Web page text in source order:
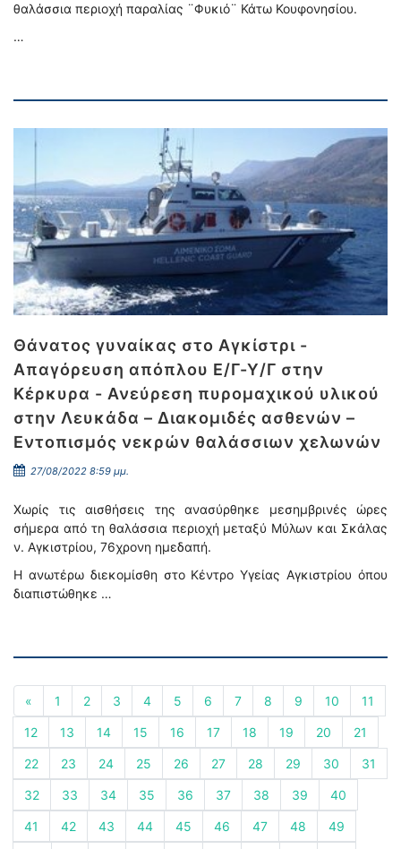
θαλάσσια περιοχή παραλίας ¨Φυκιό¨ Κάτω Κουφονησίου.
…
Θάνατος γυναίκας στο Αγκίστρι -
Απαγόρευση απόπλου Ε/Γ-Υ/Γ στην
Κέρκυρα - Ανεύρεση πυρομαχικού υλικού
στην Λευκάδα – Διακομιδές ασθενών –
Εντοπισμός νεκρών θαλάσσιων χελωνών
27/08/2022 8:59 μμ.
Χωρίς τις αισθήσεις της ανασύρθηκε μεσημβρινές ώρες
σήμερα από τη θαλάσσια περιοχή μεταξύ Μύλων και Σκάλας
ν. Αγκιστρίου, 76χρονη ημεδαπή.
Η ανωτέρω διεκομίσθη στο Κέντρο Υγείας Αγκιστρίου όπου
διαπιστώθηκε …
« 1 2 3 4 5 6 7 8 9 10 11
12 13 14 15 16 17 18 19 20 21
22 23 24 25 26 27 28 29 30 31
32 33 34 35 36 37 38 39 40
41 42 43 44 45 46 47 48 49